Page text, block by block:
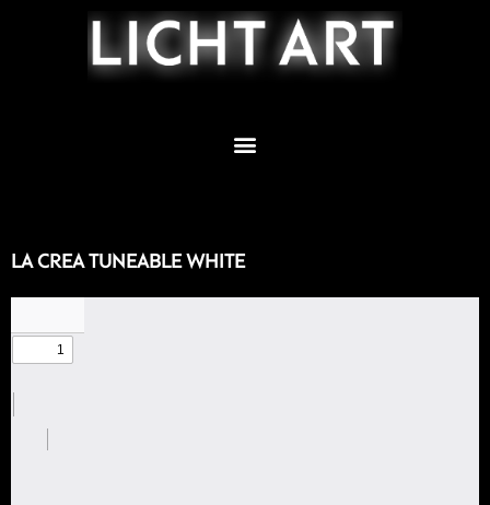
LA CREA TUNEABLE WHITE